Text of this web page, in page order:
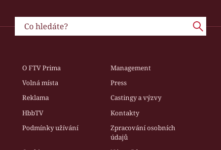
O FTV Prima
Management
Volná místa
Press
Reklama
Castingy a výzvy
HbbTV
Kontakty
Podmínky užívání
Zpracování osobních
údajů